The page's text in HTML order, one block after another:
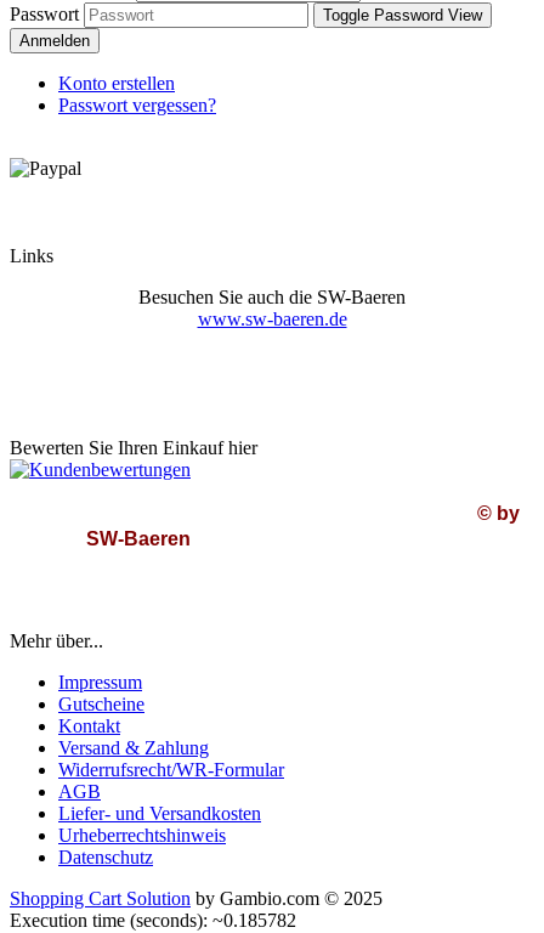
Passwort
Toggle Password View
Anmelden
Konto erstellen
Passwort vergessen?
Links
Besuchen Sie auch die SW-Baeren
www.sw-baeren.de
Bewerten Sie Ihren Einkauf hier
© by
SW-Baeren
Mehr über...
Impressum
Gutscheine
Kontakt
Versand & Zahlung
Widerrufsrecht/WR-Formular
AGB
Liefer- und Versandkosten
Urheberrechtshinweis
Datenschutz
Shopping Cart Solution by Gambio.com © 2025
Execution time (seconds): ~0.185782